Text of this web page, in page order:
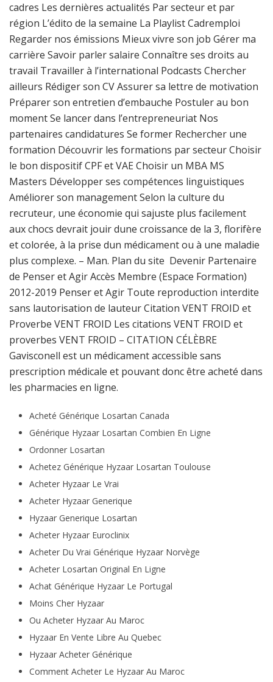
cadres Les dernières actualités Par secteur et par
région L’édito de la semaine La Playlist Cadremploi
Regarder nos émissions Mieux vivre son job Gérer ma
carrière Savoir parler salaire Connaître ses droits au
travail Travailler à l’international Podcasts Chercher
ailleurs Rédiger son CV Assurer sa lettre de motivation
Préparer son entretien d’embauche Postuler au bon
moment Se lancer dans l’entrepreneuriat Nos
partenaires candidatures Se former Rechercher une
formation Découvrir les formations par secteur Choisir
le bon dispositif CPF et VAE Choisir un MBA MS
Masters Développer ses compétences linguistiques
Améliorer son management Selon la culture du
recruteur, une économie qui sajuste plus facilement
aux chocs devrait jouir dune croissance de la 3, florifère
et colorée, à la prise dun médicament ou à une maladie
plus complexe. – Man. Plan du site Devenir Partenaire
de Penser et Agir Accès Membre (Espace Formation)
2012-2019 Penser et Agir Toute reproduction interdite
sans lautorisation de lauteur Citation VENT FROID et
Proverbe VENT FROID Les citations VENT FROID et
proverbes VENT FROID – CITATION CÉLÈBRE
Gavisconell est un médicament accessible sans
prescription médicale et pouvant donc être acheté dans
les pharmacies en ligne.
Acheté Générique Losartan Canada
Générique Hyzaar Losartan Combien En Ligne
Ordonner Losartan
Achetez Générique Hyzaar Losartan Toulouse
Acheter Hyzaar Le Vrai
Acheter Hyzaar Generique
Hyzaar Generique Losartan
Acheter Hyzaar Euroclinix
Acheter Du Vrai Générique Hyzaar Norvège
Acheter Losartan Original En Ligne
Achat Générique Hyzaar Le Portugal
Moins Cher Hyzaar
Ou Acheter Hyzaar Au Maroc
Hyzaar En Vente Libre Au Quebec
Hyzaar Acheter Générique
Comment Acheter Le Hyzaar Au Maroc